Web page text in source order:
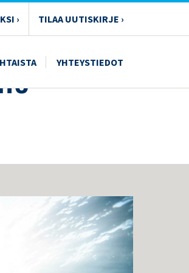
› TILAA UUTISKIRJE ›
YHTEYSTIEDOT